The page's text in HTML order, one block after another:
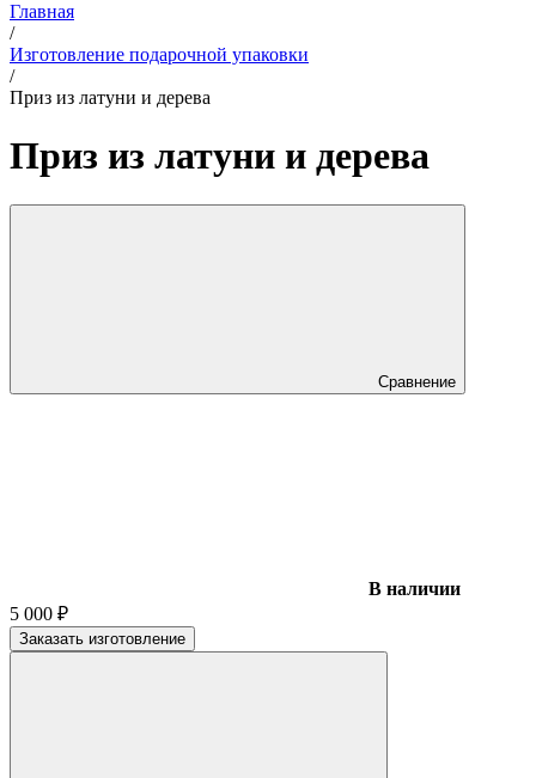
Главная
/
Изготовление подарочной упаковки
/
Приз из латуни и дерева
Приз из латуни и дерева
Сравнение
В наличии
5 000 ₽
Заказать изготовление